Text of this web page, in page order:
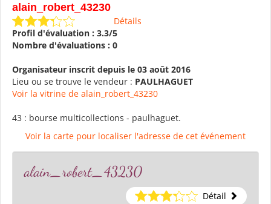
alain_robert_43230
Détails
Profil d'évaluation : 3.3/5
Nombre d'évaluations : 0
Organisateur inscrit depuis le 03 août 2016
Lieu ou se trouve le vendeur : PAULHAGUET
Voir la vitrine de alain_robert_43230
43 : bourse multicollections - paulhaguet.
Voir la carte pour localiser l'adresse de cet événement
alain_robert_43230
Détail